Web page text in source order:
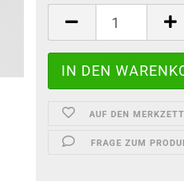
AUF DEN
FRAGE ZUM